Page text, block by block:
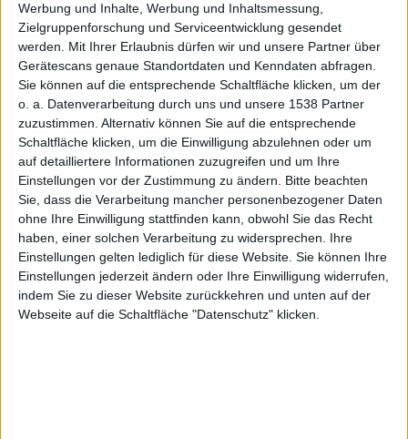
Werbung und Inhalte, Werbung und Inhaltsmessung,
Zielgruppenforschung und Serviceentwicklung gesendet
werden.
Mit Ihrer Erlaubnis dürfen wir und unsere Partner über
Gerätescans genaue Standortdaten und Kenndaten abfragen.
Sie können auf die entsprechende Schaltfläche klicken, um der
o. a. Datenverarbeitung durch uns und unsere 1538 Partner
zuzustimmen. Alternativ können Sie auf die entsprechende
Schaltfläche klicken, um die Einwilligung abzulehnen oder um
auf detailliertere Informationen zuzugreifen und um Ihre
Einstellungen vor der Zustimmung zu ändern.
Bitte beachten
Sie, dass die Verarbeitung mancher personenbezogener Daten
ohne Ihre Einwilligung stattfinden kann, obwohl Sie das Recht
haben, einer solchen Verarbeitung zu widersprechen. Ihre
Einstellungen gelten lediglich für diese Website. Sie können Ihre
Einstellungen jederzeit ändern oder Ihre Einwilligung widerrufen,
indem Sie zu dieser Website zurückkehren und unten auf der
Webseite auf die Schaltfläche "Datenschutz" klicken.
Busroute und Reisedistanz vom Flughafen Faro bis
zur Stadt
Zeitplan und Ticketpreise
Alternativen zum öffentlichem Bus
Den Flughafen mit dem Bus
verlassen
Die öffentliche Busverbindung mit dem Flughafen Faro
wird von der FirmaPróximobetrieben, dieLinie 16, auch
bekannt als The Pink Lane, welche die Verbindung
zwischen der Busstation in der Innenstadt Faros und den